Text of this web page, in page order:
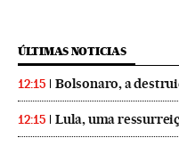
ÚLTIMAS NOTICIAS
12:15 Bolsonaro, a
12:15 Lula, uma